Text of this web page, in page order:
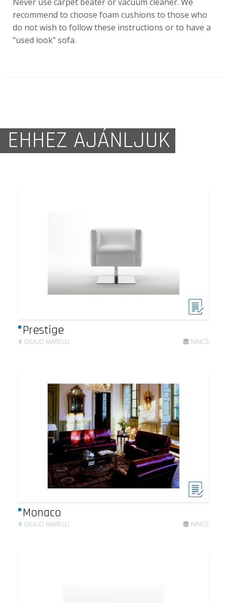
recommend to choose foam cushions to those who
do not wish to follow these instructions or to have a
“used look” sofa.
EHHEZ AJÁNLJUK
Prestige
# GIULIO MARELLI NINCS
Monaco
# GIULIO MARELLI NINCS